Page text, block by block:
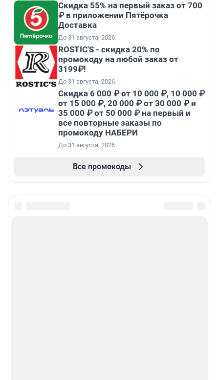
Скидка 55% на первый заказ от 700
₽ в приложении Пятёрочка
Доставка
До 31 августа, 2026
ROSTIC'S - скидка 20% по
промокоду на любой заказ от
3199₽!
До 31 августа, 2026
Скидка 6 000 ₽ от 10 000 ₽, 10 000 ₽
от 15 000 ₽, 20 000 ₽ от 30 000 ₽ и
35 000 ₽ от 50 000 ₽ на первый и
все повторные заказы по
промокоду НАБЕРИ
До 31 августа, 2026
Все промокоды